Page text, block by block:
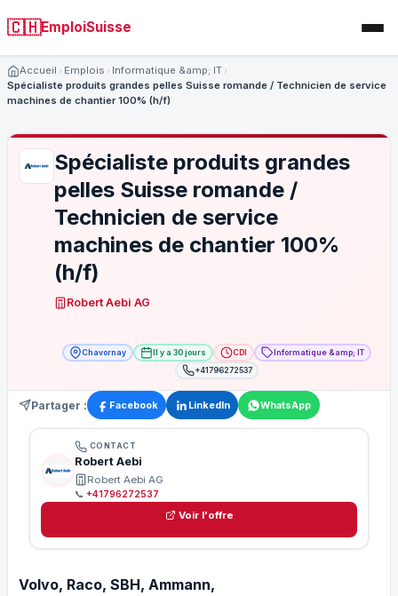
🇨🇭EmploiSuisse
Accueil Emplois
Informatique &amp; IT
Spécialiste produits grandes pelles Suisse romande / Technicien de service
machines de chantier 100% (h/f)
Spécialiste produits grandes
pelles Suisse romande /
Technicien de service
machines de chantier 100%
(h/f)
Robert Aebi AG
Chavornay Il y a 30 jours CDI
Informatique &amp; IT
+41796272537
Partager : Facebook LinkedIn WhatsApp
CONTACT
Robert Aebi
Robert Aebi AG
📞 +41796272537
Voir l'offre
Volvo, Raco, SBH, Ammann,